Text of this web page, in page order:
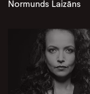
Normunds Laizāns